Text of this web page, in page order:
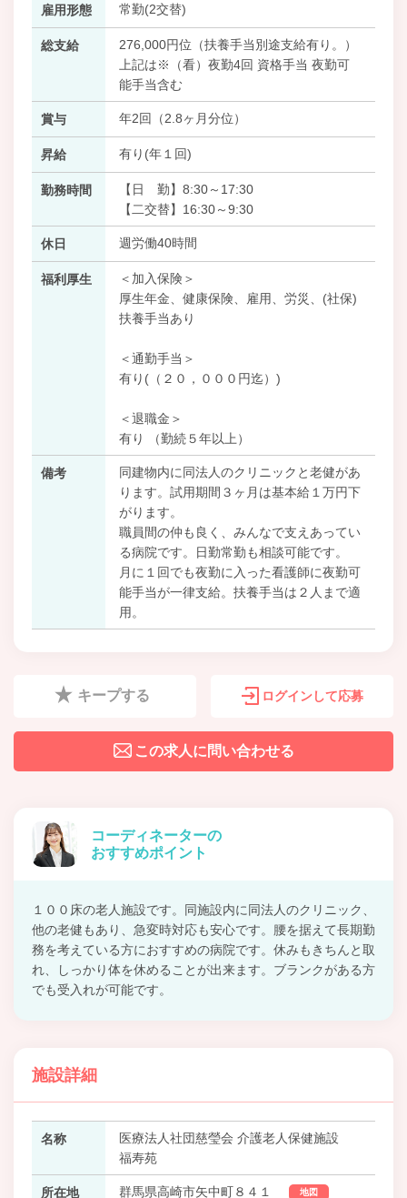
雇用形態 常勤(2交替)
総支給
276,000円位（扶養手当別途支給有り。）
上記は※（看）夜勤4回 資格手当 夜勤可
能手当含む
賞与 年2回（2.8ヶ月分位）
昇給 有り(年１回)
勤務時間
【日 勤】8:30～17:30
【二交替】16:30～9:30
休日 週労働40時間
福利厚生
＜加入保険＞
厚生年金、健康保険、雇用、労災、(社保)
扶養手当あり
＜通勤手当＞
有り(（２０，０００円迄）)
＜退職金＞
有り （勤続５年以上）
備考
同建物内に同法人のクリニックと老健があ
ります。試用期間３ヶ月は基本給１万円下
がります。
職員間の仲も良く、みんなで支えあってい
る病院です。日勤常勤も相談可能です。
月に１回でも夜勤に入った看護師に夜勤可
能手当が一律支給。扶養手当は２人まで適
用。
キープする ログインして応募
この求人に問い合わせる
コーディネーターの
おすすめポイント
１００床の老人施設です。同施設内に同法人のクリニック、
他の老健もあり、急変時対応も安心です。腰を据えて長期勤
務を考えている方におすすめの病院です。休みもきちんと取
れ、しっかり体を休めることが出来ます。ブランクがある方
でも受入れが可能です。
施設詳細
名称
医療法人社団慈瑩会 介護老人保健施設
福寿苑
所在地 群馬県高崎市矢中町８４１ 地図